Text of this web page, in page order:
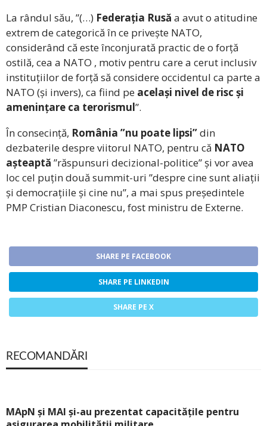
La rândul său, ”(…) Federația Rusă a avut o atitudine
extrem de categorică în ce privește NATO,
considerând că este înconjurată practic de o forță
ostilă, cea a NATO , motiv pentru care a cerut inclusiv
instituțiilor de forță să considere occidentul ca parte a
NATO (și invers), ca fiind pe același nivel de risc și
amenințare ca terorismul”.
În consecință, România ”nu poate lipsi”din
dezbaterile despre viitorul NATO, pentru că NATO
așteaptă ”răspunsuri decizional-politice” și vor avea
loc cel puțin două summit-uri ”despre cine sunt aliații
și democrațiile și cine nu”, a mai spus președintele
PMP Cristian Diaconescu, fost ministru de Externe.
SHARE PE FACEBOOK
SHARE PE LINKEDIN
SHARE PE X
RECOMANDĂRI
MApN și MAI și-au prezentat capacitățile pentru